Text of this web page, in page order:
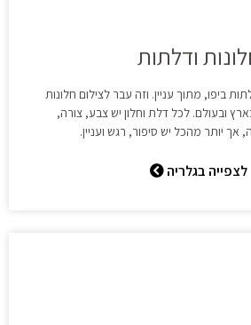
ודלתות
ביפו, מתוך עניין. וזה עבר לצילום חלונות
ובעולם. לכל דלת וחלון יש צבע, צורה,
יותר מהכל יש סיפור, רגש ועניין.
לצפייה בגלריה